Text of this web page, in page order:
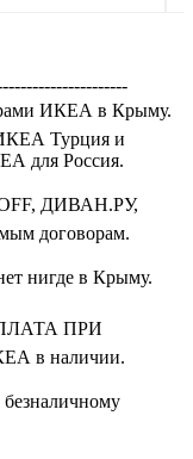
ИКЕА в Крыму.
Турция и
для Россия.
ДИВАН.РУ,
договорам.
нигде в Крыму.
ПРИ
в наличии.